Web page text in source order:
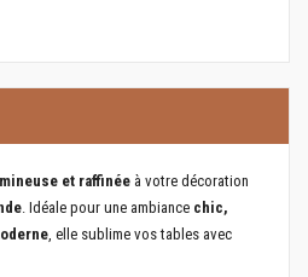
et raffinée à votre décoration
. Idéale pour une ambiance chic,
, elle sublime vos tables avec